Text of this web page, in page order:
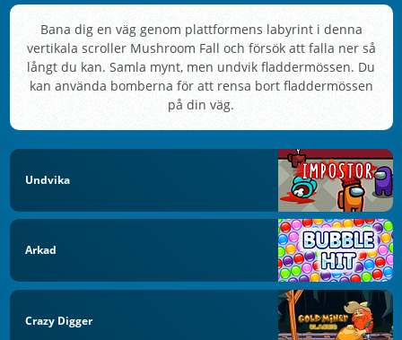
Bana dig en väg genom plattformens labyrint i denna
vertikala scroller Mushroom Fall och försök att falla ner så
långt du kan. Samla mynt, men undvik fladdermössen. Du
kan använda bomberna för att rensa bort fladdermössen
på din väg.
Undvika
Arkad
Crazy Digger